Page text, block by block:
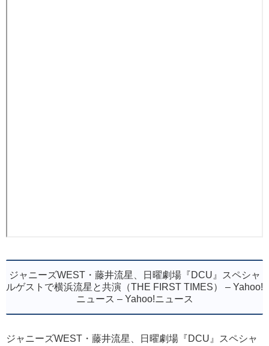
ジャニーズWEST・藤井流星、日曜劇場『DCU』スペシャ
ルゲストで横浜流星と共演（THE FIRST TIMES） – Yahoo!
ニュース – Yahoo!ニュース
ジャニーズWEST・藤井流星、日曜劇場『DCU』スペシャ